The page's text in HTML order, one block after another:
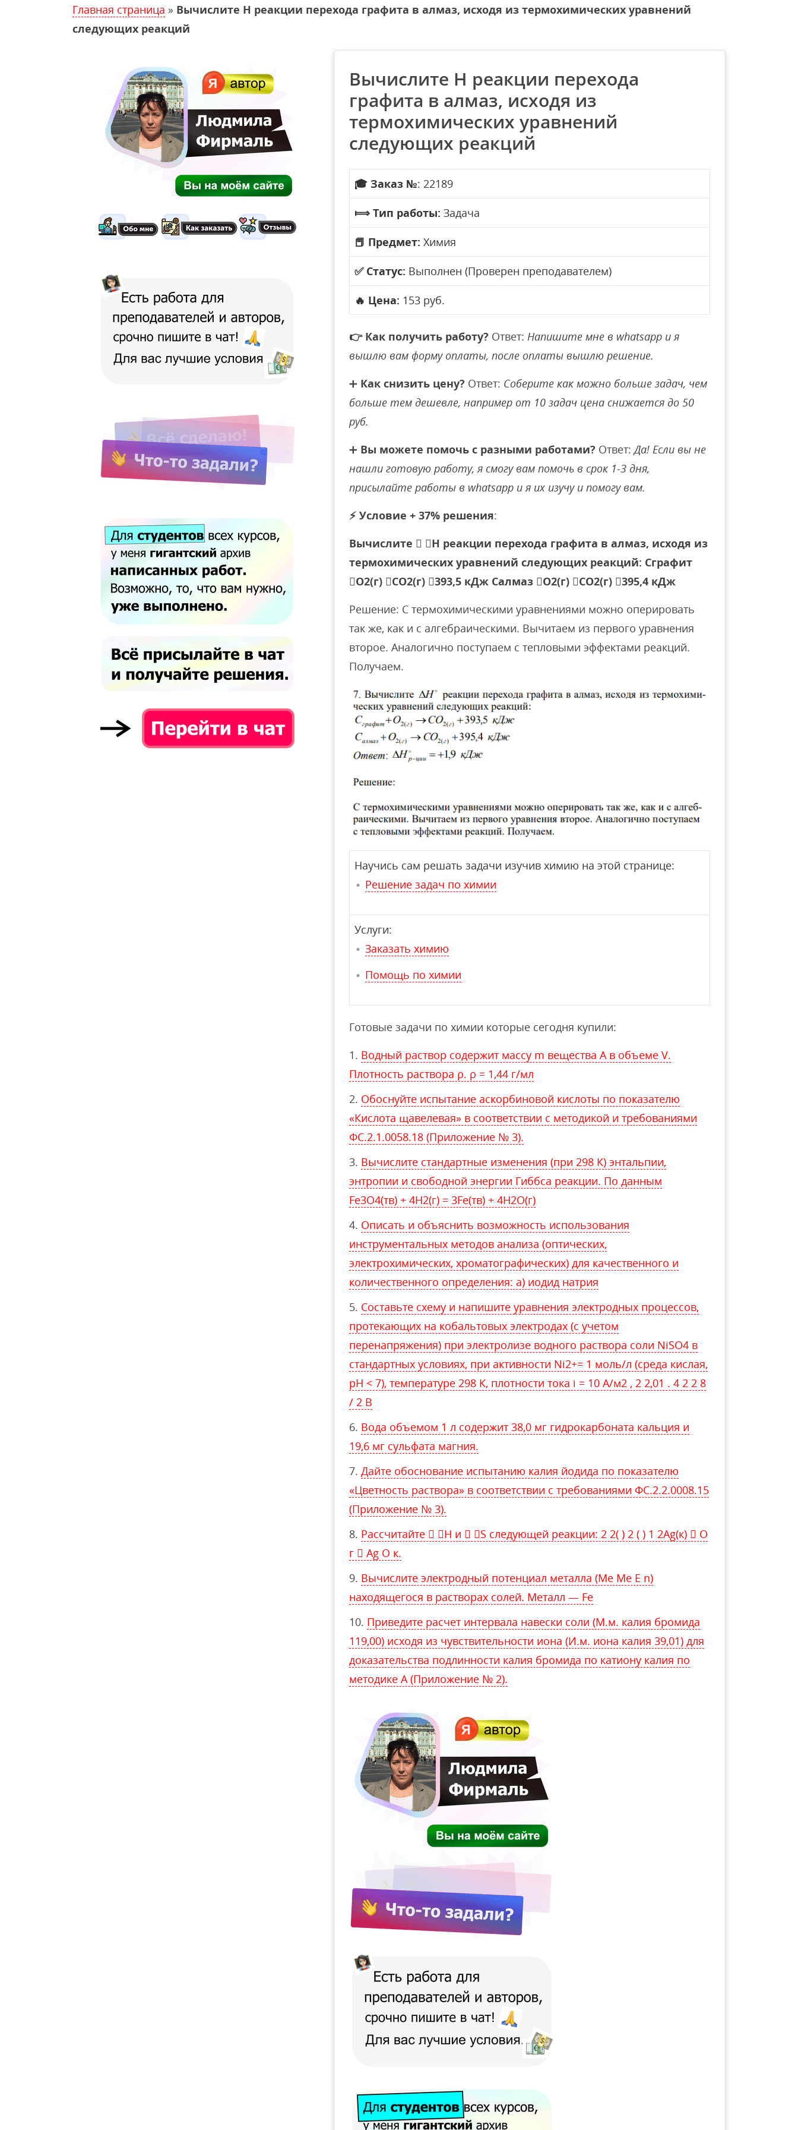
Главная страница » Вычислите H реакции перехода графита в алмаз, исходя из термохимических уравнений
следующих реакций
Вычислите H реакции перехода
графита в алмаз, исходя из
термохимических уравнений
следующих реакций
🎓 Заказ №: 22189
⟾ Тип работы: Задача
📕 Предмет: Химия
✅ Статус: Выполнен (Проверен преподавателем)
🔥 Цена: 153 руб.
👉 Как получить работу? Ответ: Напишите мне в whatsapp и я
вышлю вам форму оплаты, после оплаты вышлю решение.
➕ Как снизить цену? Ответ: Соберите как можно больше задач, чем
больше тем дешевле, например от 10 задач цена снижается до 50
руб.
➕ Вы можете помочь с разными работами? Ответ:Да! Если вы не
нашли готовую работу, я смогу вам помочь в срок 1-3 дня,
присылайте работы в whatsapp и я их изучу и помогу вам.
⚡ Условие + 37% решения:
Вычислите  H реакции перехода графита в алмаз, исходя из
термохимических уравнений следующих реакций: Сграфит
O2(г) CO2(г) 393,5 кДж Салмаз O2(г) CO2(г) 395,4 кДж
Решение: C термохимическими уравнениями можно оперировать
так же, как и с алгебраическими. Вычитаем из первого уравнения
второе. Аналогично поступаем с тепловыми эффектами реакций.
Получаем.
Научись сам решать задачи изучив химию на этой странице:
Решение задач по химии
Услуги:
Заказать химию
Помощь по химии
Готовые задачи по химии которые сегодня купили:
Водный раствор содержит массу m вещества А в объеме V.
Плотность раствора ρ. ρ = 1,44 г/мл
Обоснуйте испытание аскорбиновой кислоты по показателю
«Кислота щавелевая» в соответствии с методикой и требованиями
ФС.2.1.0058.18 (Приложение № 3).
Вычислите стандартные изменения (при 298 К) энтальпии,
энтропии и свободной энергии Гиббса реакции. По данным
Fe3O4(тв) + 4H2(г) = 3Fe(тв) + 4H2O(г)
Описать и объяснить возможность использования
инструментальных методов анализа (оптических,
электрохимических, хроматографических) для качественного и
количественного определения: а) иодид натрия
Составьте схему и напишите уравнения электродных процессов,
протекающих на кобальтовых электродах (с учетом
перенапряжения) при электролизе водного раствора соли NiSO4 в
стандартных условиях, при активности Ni2+= 1 моль/л (среда кислая,
рН < 7), температуре 298 К, плотности тока i = 10 А/м2 , 2 2,01 . 4 2 2 8
/ 2 В
Вода объемом 1 л содержит 38,0 мг гидрокарбоната кальция и
19,6 мг сульфата магния.
Дайте обоснование испытанию калия йодида по показателю
«Цветность раствора» в соответствии с требованиями ФС.2.2.0008.15
(Приложение № 3).
Рассчитайте  H и  S следующей реакции: 2 2( ) 2 ( ) 1 2Ag(к)  O
г  Ag O к.
Вычислите электродный потенциал металла (Me Me E n)
находящегося в растворах солей. Металл — Fe
Приведите расчет интервала навески соли (М.м. калия бромида
119,00) исходя из чувствительности иона (И.м. иона калия 39,01) для
доказательства подлинности калия бромида по катиону калия по
методике А (Приложение № 2).